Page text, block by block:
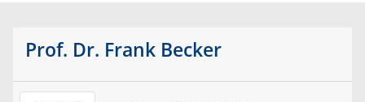
Prof. Dr. Frank Becker